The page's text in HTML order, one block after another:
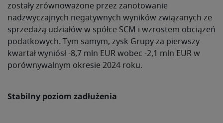
zostały zrównoważone przez zanotowanie
nadzwyczajnych negatywnych wyników związanych ze
sprzedażą udziałów w spółce SCM i wzrostem obciążeń
podatkowych. Tym samym, zysk Grupy za pierwszy
kwartał wyniósł -8,7 mln EUR wobec -2,1 mln EUR w
porównywalnym okresie 2024 roku.
Stabilny poziom zadłużenia